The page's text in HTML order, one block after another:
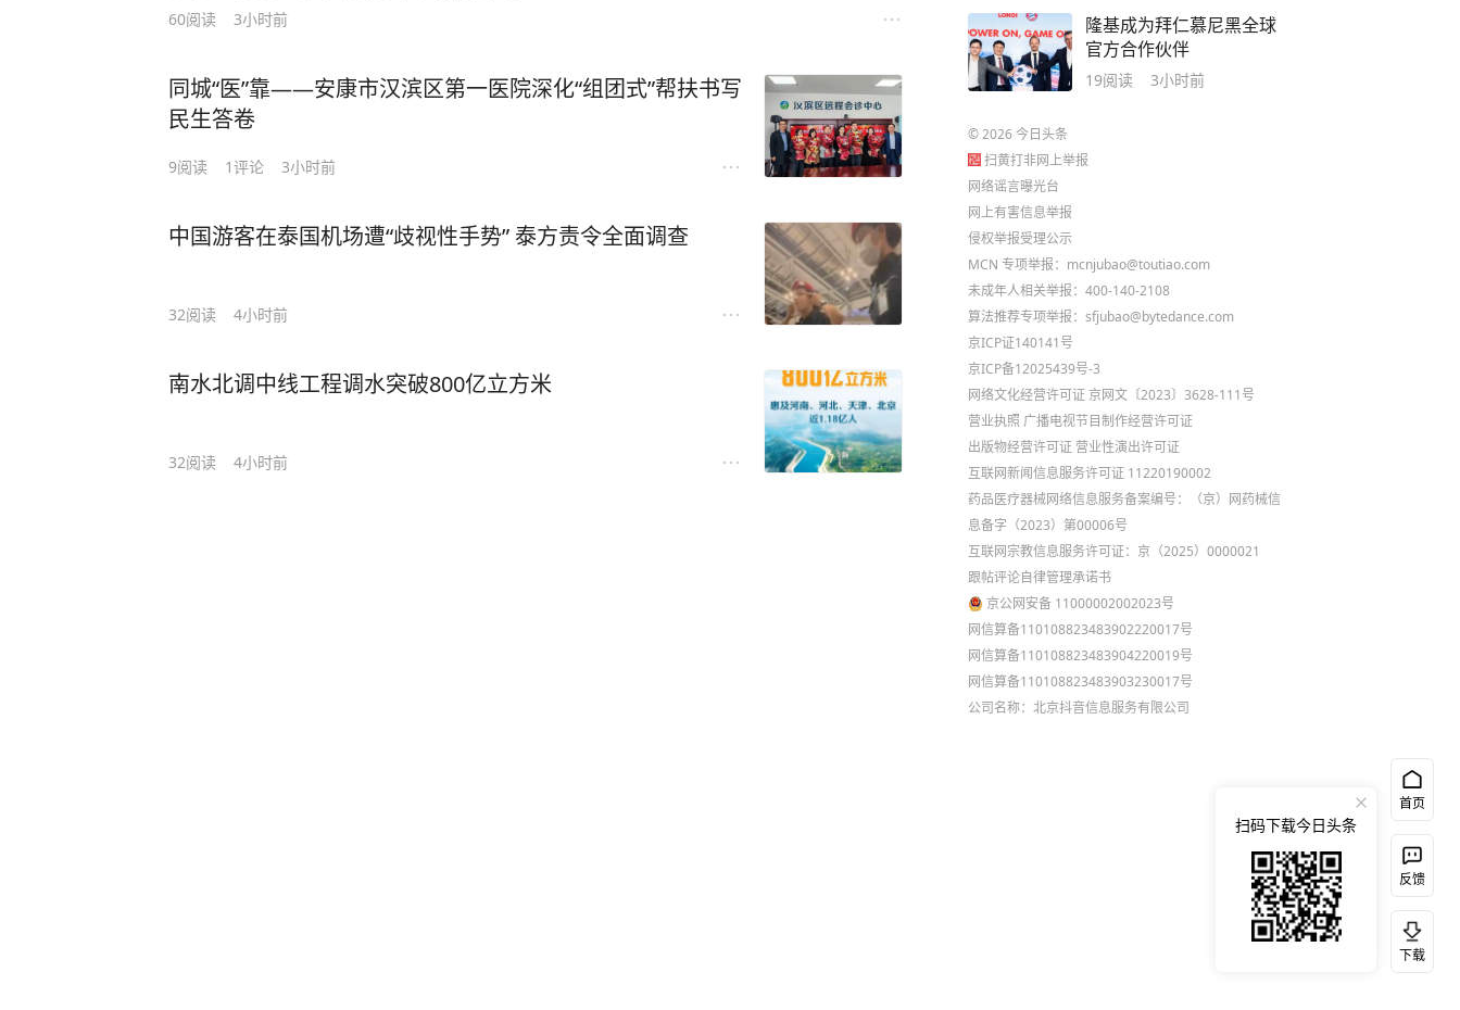
60阅读 3小时前
同城“医”靠——安康市汉滨区第一医院深化“组团式”帮扶书写
民生答卷
9阅读 1评论 3小时前
中国游客在泰国机场遭“歧视性手势” 泰方责令全面调查
32阅读 4小时前
南水北调中线工程调水突破800亿立方米
32阅读 4小时前
隆基成为拜仁慕尼黑全球
官方合作伙伴
19阅读 3小时前
©2026今日头条
扫黄打非网上举报
网络谣言曝光台
网上有害信息举报
侵权举报受理公示
MCN 专项举报：mcnjubao@toutiao.com
未成年人相关举报：400-140-2108
算法推荐专项举报：sfjubao@bytedance.com
京ICP证140141号
京ICP备12025439号-3
网络文化经营许可证 京网文〔2023〕3628-111号
营业执照 广播电视节目制作经营许可证
出版物经营许可证 营业性演出许可证
互联网新闻信息服务许可证 11220190002
药品医疗器械网络信息服务备案编号：（京）网药械信
息备字（2023）第00006号
互联网宗教信息服务许可证：京（2025）0000021
跟帖评论自律管理承诺书
京公网安备 11000002002023号
网信算备110108823483902220017号
网信算备110108823483904220019号
网信算备110108823483903230017号
公司名称：北京抖音信息服务有限公司
首页
反馈
下载
扫码下载今日头条